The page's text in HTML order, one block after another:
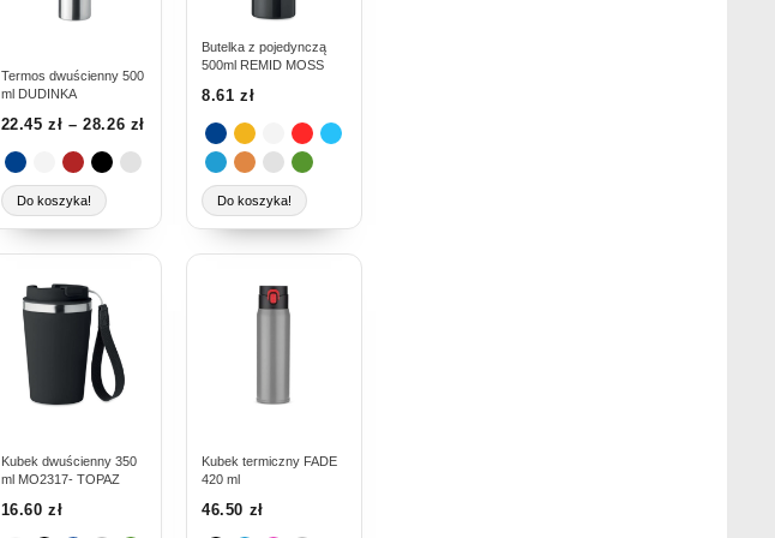
Termos dwuścienny 500
ml DUDINKA
22.45zł –28.26 zł
Do koszyka!
wybrać
na
stronie
produktu
Butelka z pojedynczą
500ml REMID MOSS
8.61zł
Do koszyka!
można
wybrać
na
stronie
produktu
Kubek dwuścienny 350
ml MO2317- TOPAZ
16.60zł
produkt
ma
wiele
wariantów.
Opcje
wybrać
na
stronie
Kubek termiczny FADE
420 ml
46.50 zł
produkt
wybrać
na
stronie